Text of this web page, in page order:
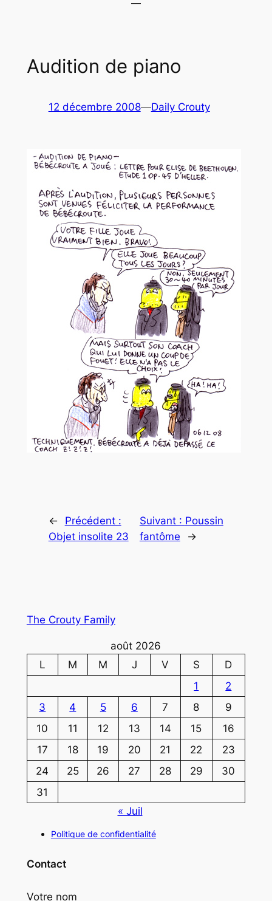
Audition de piano
12 décembre 2008—Daily Crouty
←
Précédent :
Objet insolite 23
Suivant : Poussin
fantôme
→
The Crouty Family
août 2026
L
M M J V S
D
1
2
3
4 5 6 7 8
9
10
11 12 13 14 15
16
17
18 19 20 21 22
23
24
25 26 27 28 29
30
31
« Juil
Politique de confidentialité
Contact
Votre nom